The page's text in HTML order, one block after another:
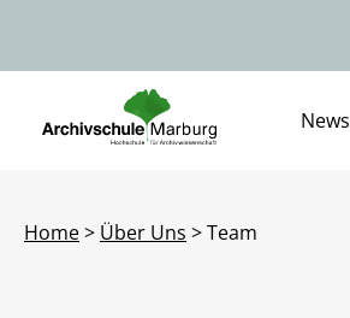
News
Home> Über Uns > Team